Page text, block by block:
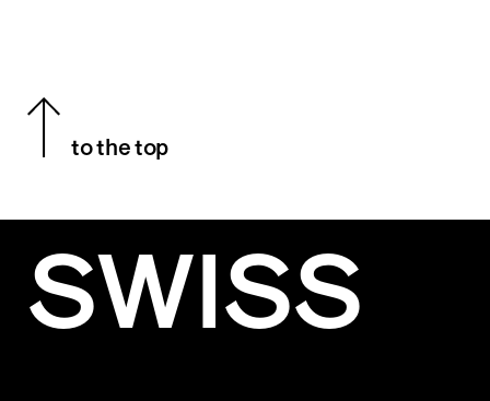
to the top
SWISS